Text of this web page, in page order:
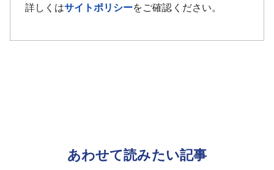
詳しくはサイトポリシーをご確認ください。
あわせて読みたい記事